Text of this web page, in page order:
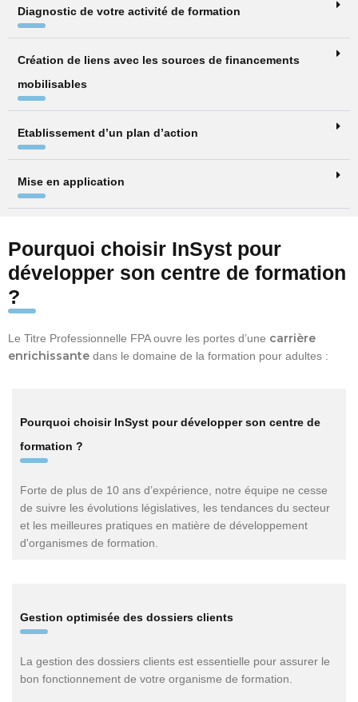
Diagnostic de votre activité de formation
Création de liens avec les sources de financements
mobilisables
Etablissement d’un plan d’action
Mise en application
Pourquoi choisir InSyst pour
développer son centre de formation
?
Le Titre Professionnelle FPA ouvre les portes d’une carrière
enrichissante dans le domaine de la formation pour adultes :
Pourquoi choisir InSyst pour développer son centre de
formation ?
Forte de plus de 10 ans d’expérience, notre équipe ne cesse
de suivre les évolutions législatives, les tendances du secteur
et les meilleures pratiques en matière de développement
d'organismes de formation.
Gestion optimisée des dossiers clients
La gestion des dossiers clients est essentielle pour assurer le
bon fonctionnement de votre organisme de formation.